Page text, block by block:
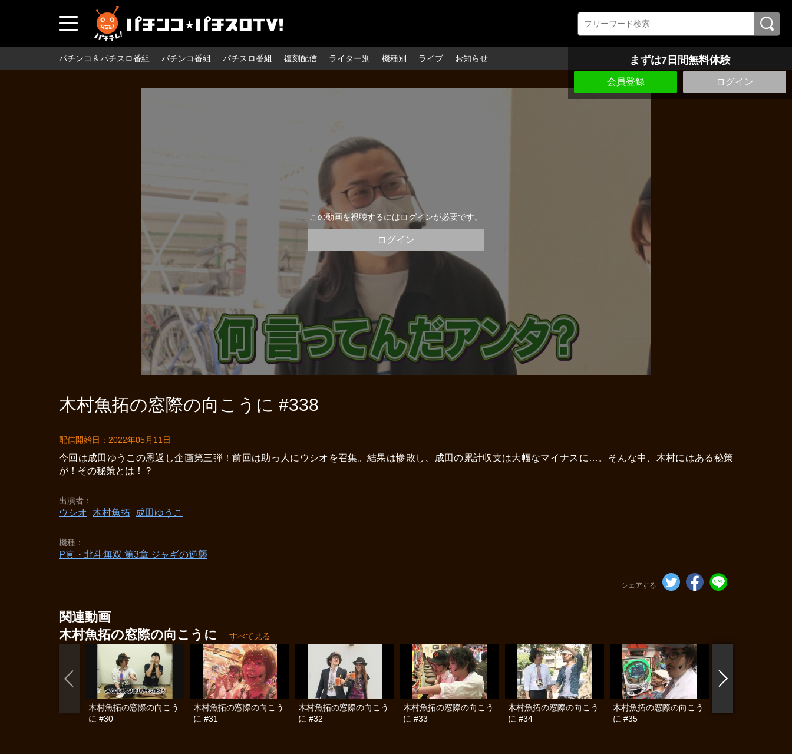
パチンコ＆パチスロ番組 パチンコ番組 パチスロ番組 復刻配信 ライター別 機種別 ライブ お知らせ まずは7日間無料体験
会員登録 ログイン
この動画を視聴するにはログインが必要です。
ログイン
木村魚拓の窓際の向こうに #338
配信開始日：2022年05月11日
今回は成田ゆうこの恩返し企画第三弾！前回は助っ人にウシオを召集。結果は惨敗し、成田の累計収支は大幅なマイナスに…。そんな中、木村にはある秘策
が！その秘策とは！？
出演者
ウシオ 木村魚拓 成田ゆうこ
機種
P真・北斗無双 第3章 ジャギの逆襲
シェアする
関連動画
木村魚拓の窓際の向こうに
すべて見る
木村魚拓の窓際の向こう
に #30
木村魚拓の窓際の向こう
に #31
木村魚拓の窓際の向こう
に #32
木村魚拓の窓際の向こう
に #33
木村魚拓の窓際の向こう
に #34
木村魚拓の窓際の向こう
に #35